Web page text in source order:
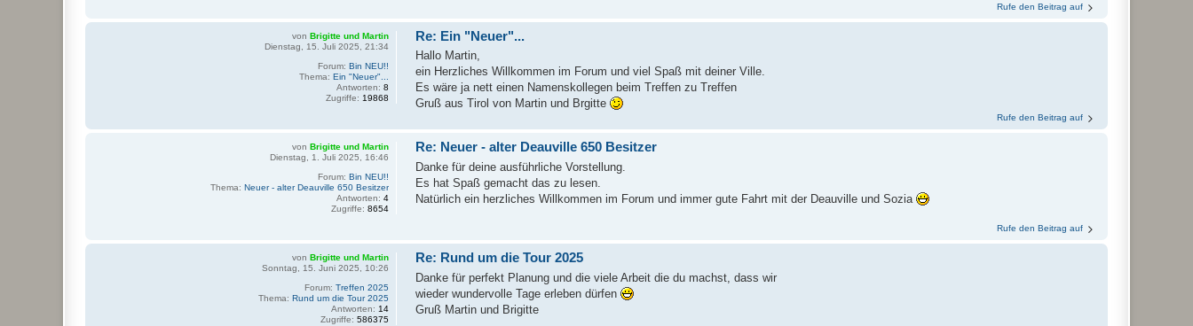
Rufe den Beitrag auf
von Brigitte und Martin
Dienstag, 15. Juli 2025, 21:34
Forum: Bin NEU!!
Thema: Ein "Neuer"...
Antworten: 8
Zugriffe: 19868
Re: Ein "Neuer"...
Hallo Martin,
ein Herzliches Willkommen im Forum und viel Spaß mit deiner Ville.
Es wäre ja nett einen Namenskollegen beim Treffen zu Treffen
Gruß aus Tirol von Martin und Brgitte
Rufe den Beitrag auf
von Brigitte und Martin
Dienstag, 1. Juli 2025, 16:46
Forum: Bin NEU!!
Thema: Neuer - alter Deauville 650 Besitzer
Antworten: 4
Zugriffe: 8654
Re: Neuer - alter Deauville 650 Besitzer
Danke für deine ausführliche Vorstellung.
Es hat Spaß gemacht das zu lesen.
Natürlich ein herzliches Willkommen im Forum und immer gute Fahrt mit der Deauville und Sozia
Rufe den Beitrag auf
von Brigitte und Martin
Sonntag, 15. Juni 2025, 10:26
Forum: Treffen 2025
Thema: Rund um die Tour 2025
Antworten: 14
Zugriffe: 586375
Re: Rund um die Tour 2025
Danke für perfekt Planung und die viele Arbeit die du machst, dass wir
wieder wundervolle Tage erleben dürfen
Gruß Martin und Brigitte